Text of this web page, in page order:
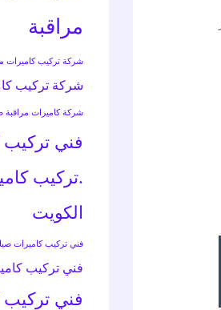
مراقبة
شركة تركيب كاميرات
شركة تركيب
شركة كاميرات مراقبة
فني تركيب
.تركيب
الكويت
فني تركيب كاميرات
فني تركيب
فني تركيب